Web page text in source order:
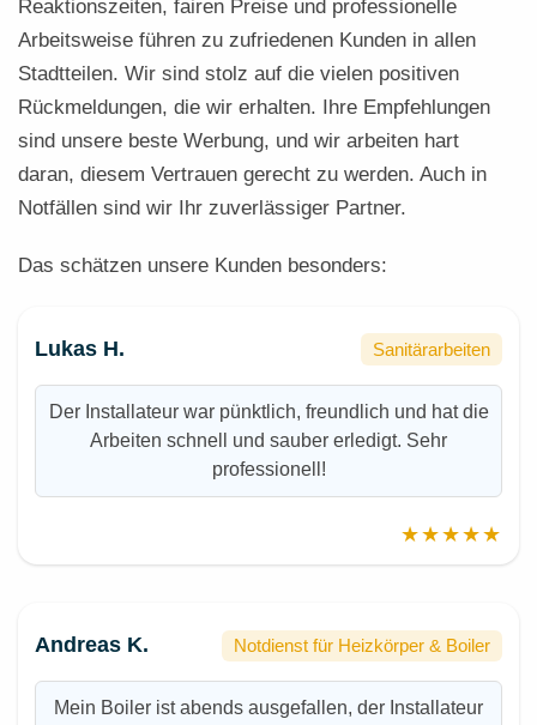
Reaktionszeiten, fairen Preise und professionelle
Arbeitsweise führen zu zufriedenen Kunden in allen
Stadtteilen. Wir sind stolz auf die vielen positiven
Rückmeldungen, die wir erhalten. Ihre Empfehlungen
sind unsere beste Werbung, und wir arbeiten hart
daran, diesem Vertrauen gerecht zu werden. Auch in
Notfällen sind wir Ihr zuverlässiger Partner.
Das schätzen unsere Kunden besonders:
Lukas H. Sanitärarbeiten
Der Installateur war pünktlich, freundlich und hat die
Arbeiten schnell und sauber erledigt. Sehr
professionell!
★★★★★
Andreas K. Notdienst für Heizkörper & Boiler
Mein Boiler ist abends ausgefallen, der Installateur